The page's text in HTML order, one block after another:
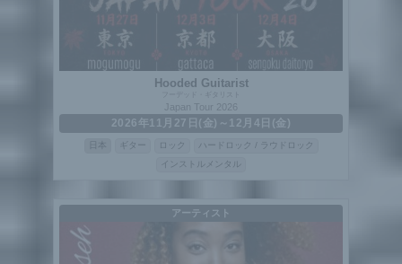
Hooded Guitarist
フーデッド・ギタリスト
Japan Tour 2026
2026年11月27日(金)～12月4日(金)
ギター ロック
ハードロック / ラウドロック
インストルメンタル
アーティスト